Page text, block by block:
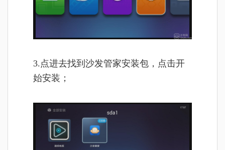
3.点进去找到沙发管家安装包，点击开
始安装；